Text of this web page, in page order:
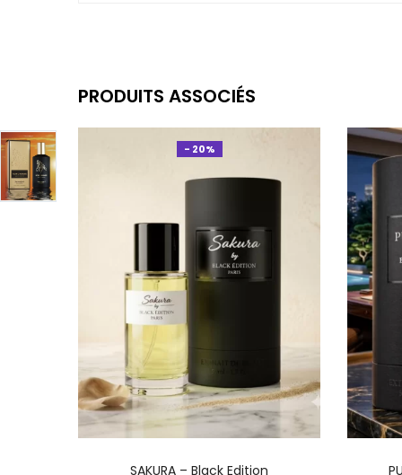
PRODUITS ASSOCIÉS
- 20%
SAKURA – Black Edition